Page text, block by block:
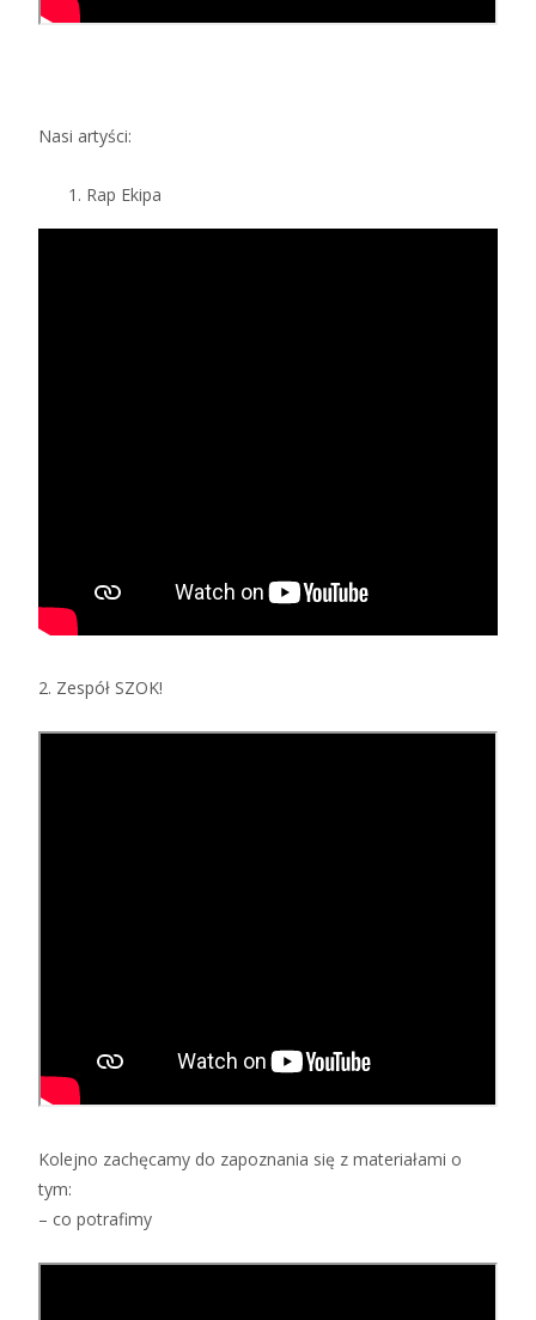
Nasi artyści:
Rap Ekipa
2. Zespół SZOK!
Kolejno zachęcamy do zapoznania się z materiałami o
tym:
– co potrafimy